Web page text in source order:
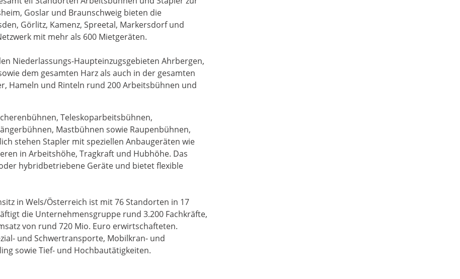
Goslar und Braunschweig bieten die
Görlitz, Kamenz, Spreetal, Markersdorf und
mit mehr als 600 Mietgeräten.
Niederlassungs-Haupteinzugsgebieten Ahrbergen,
dem gesamten Harz als auch in der gesamten
Hameln und Rinteln rund 200 Arbeitsbühnen und
Teleskoparbeitsbühnen,
Mastbühnen sowie Raupenbühnen,
stehen Stapler mit speziellen Anbaugeräten wie
in Arbeitshöhe, Tragkraft und Hubhöhe. Das
hybridbetriebene Geräte und bietet flexible
in Wels/Österreich ist mit 76 Standorten in 17
die Unternehmensgruppe rund 3.200 Fachkräfte,
von rund 720 Mio. Euro erwirtschafteten.
und Schwertransporte, Mobilkran- und
sowie Tief- und Hochbautätigkeiten.